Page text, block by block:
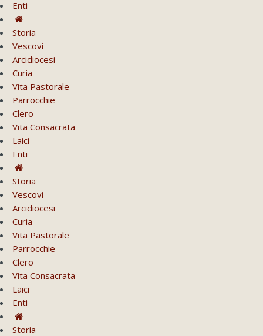
Enti
Storia
Vescovi
Arcidiocesi
Curia
Vita Pastorale
Parrocchie
Clero
Vita Consacrata
Laici
Enti
Storia
Vescovi
Arcidiocesi
Curia
Vita Pastorale
Parrocchie
Clero
Vita Consacrata
Laici
Enti
Storia